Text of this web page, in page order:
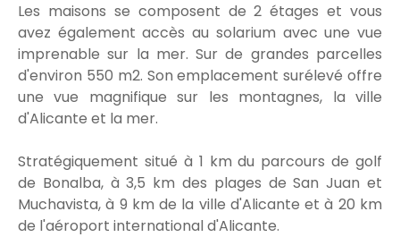
Les maisons se composent de 2 étages et vous
avez également accès au solarium avec une vue
imprenable sur la mer. Sur de grandes parcelles
d'environ 550 m2. Son emplacement surélevé offre
une vue magnifique sur les montagnes, la ville
d'Alicante et la mer.
Stratégiquement situé à 1 km du parcours de golf
de Bonalba, à 3,5 km des plages de San Juan et
Muchavista, à 9 km de la ville d'Alicante et à 20 km
de l'aéroport international d'Alicante.